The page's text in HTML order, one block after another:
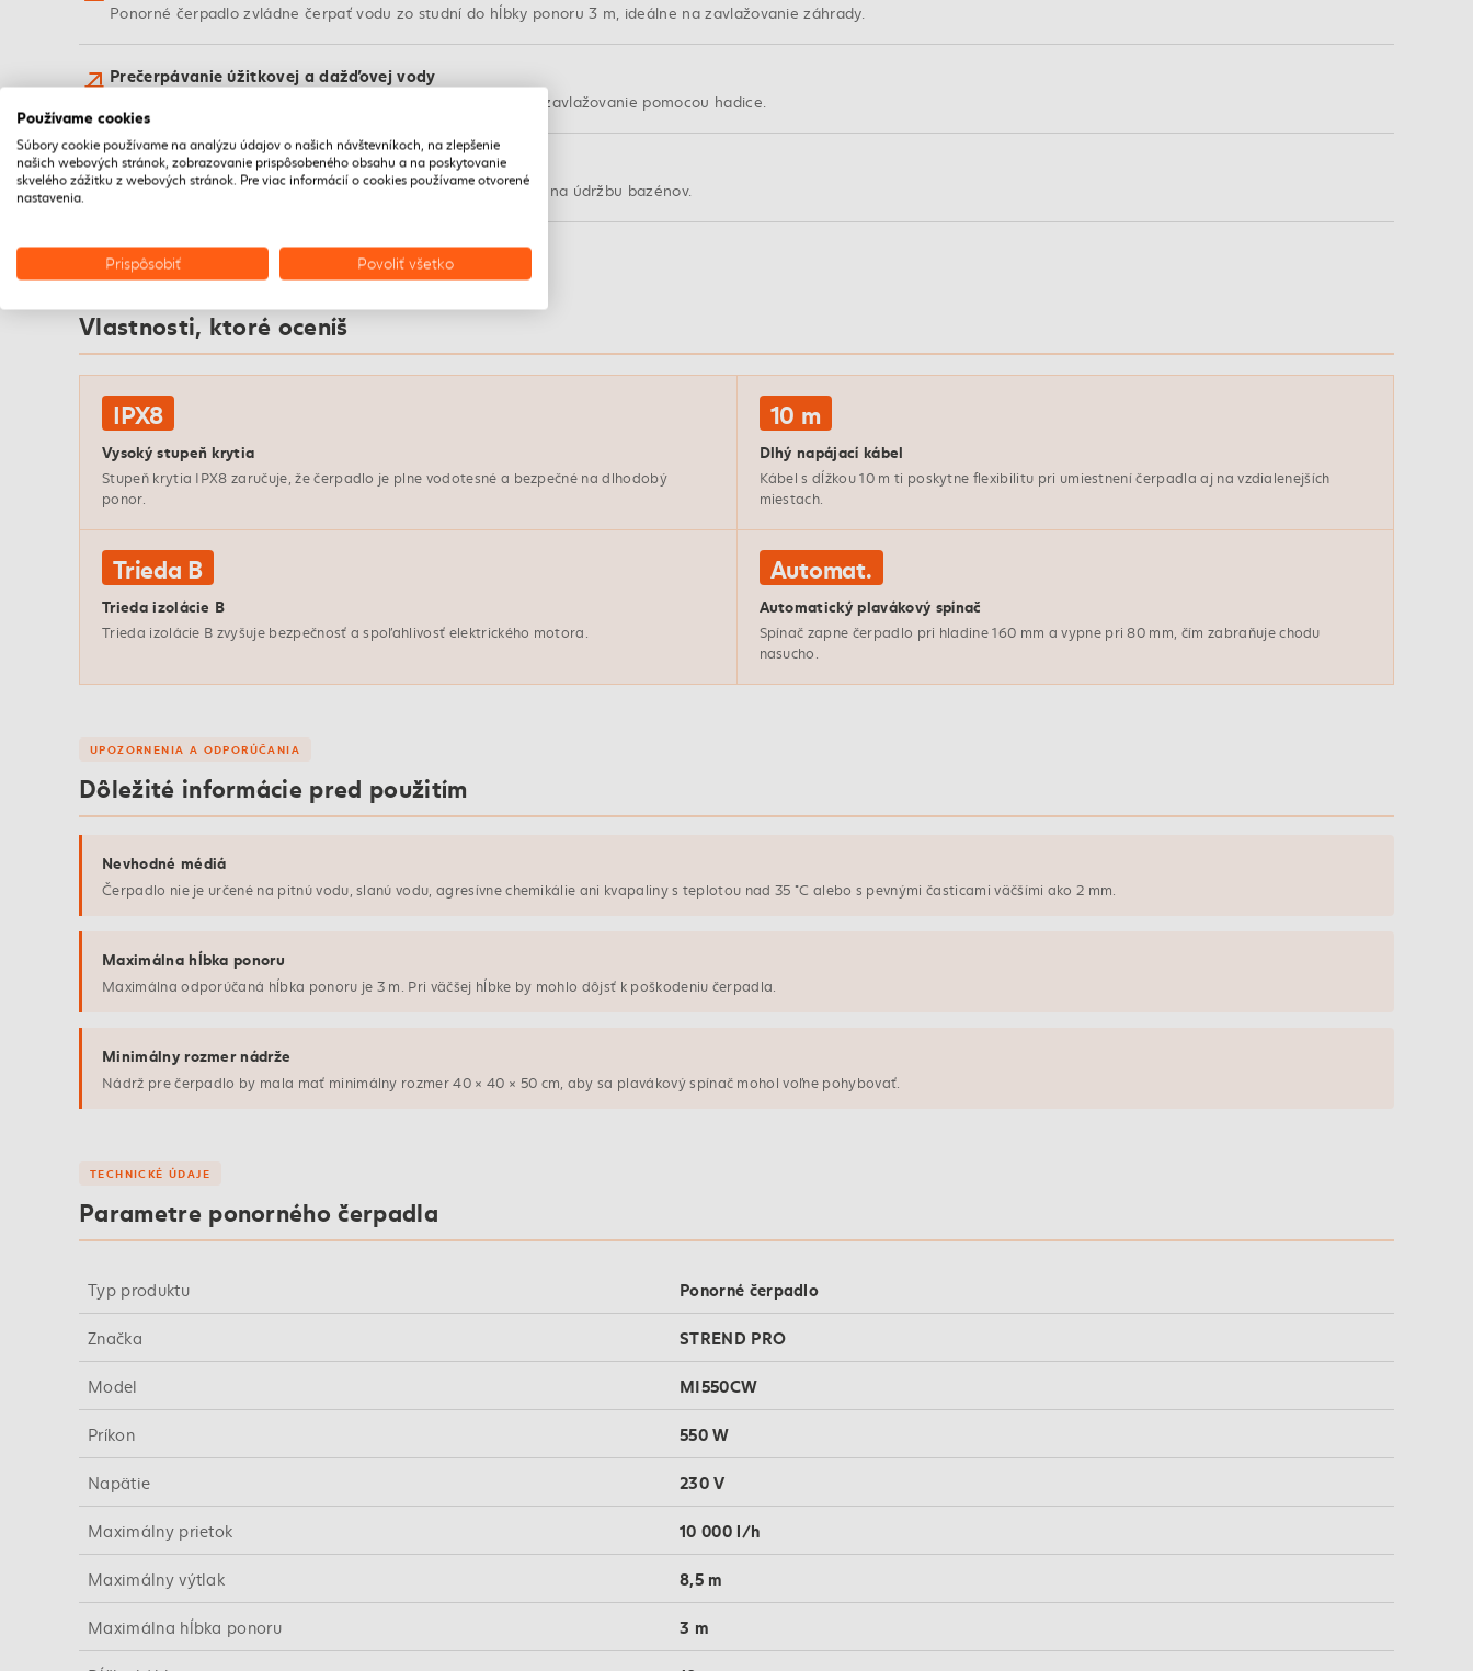
Ponorné čerpadlo zvládne čerpať vodu zo studní do hĺbky ponoru 3 m, ideálne na zavlažovanie záhrady.
Prečerpávanie úžitkovej a dažďovej vody
Vhodné na presun vody z jednej nádrže do druhej alebo na zavlažovanie pomocou hadice.
Čerpanie chlórovanej vody z bazénov
Bez problémov zvládne aj chlórovanú vodu, takže je vhodný na údržbu bazénov.
Vlastnosti, ktoré oceníš
IPX8
Vysoký stupeň krytia
Stupeň krytia IPX8 zaručuje, že čerpadlo je plne vodotesné a bezpečné na dlhodobý
ponor.
10 m
Dlhý napájací kábel
Kábel s dĺžkou 10 m ti poskytne flexibilitu pri umiestnení čerpadla aj na vzdialenejších
miestach.
Trieda B
Trieda izolácie B
Trieda izolácie B zvyšuje bezpečnosť a spoľahlivosť elektrického motora.
Automat.
Automatický plavákový spínač
Spínač zapne čerpadlo pri hladine 160 mm a vypne pri 80 mm, čím zabraňuje chodu
nasucho.
UPOZORNENIA A ODPORÚČANIA
Dôležité informácie pred použitím
Nevhodné médiá
Čerpadlo nie je určené na pitnú vodu, slanú vodu, agresívne chemikálie ani kvapaliny s teplotou nad 35 °C alebo s pevnými časticami väčšími ako 2 mm.
Maximálna hĺbka ponoru
Maximálna odporúčaná hĺbka ponoru je 3 m. Pri väčšej hĺbke by mohlo dôjsť k poškodeniu čerpadla.
Minimálny rozmer nádrže
Nádrž pre čerpadlo by mala mať minimálny rozmer 40 × 40 × 50 cm, aby sa plavákový spínač mohol voľne pohybovať.
TECHNICKÉ ÚDAJE
Parametre ponorného čerpadla
Typ produktu Ponorné čerpadlo
Značka STREND PRO
Model MI550CW
Príkon 550 W
Napätie 230 V
Maximálny prietok 10 000 l/h
Maximálny výtlak 8,5 m
Maximálna hĺbka ponoru 3 m
Používame cookies
Súbory cookie používame na analýzu údajov o našich návštevníkoch, na zlepšenie
našich webových stránok, zobrazovanie prispôsobeného obsahu a na poskytovanie
skvelého zážitku z webových stránok. Pre viac informácií o cookies používame otvorené
nastavenia.
Prispôsobiť Povoliť všetko